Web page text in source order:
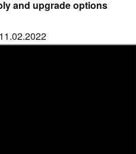
and upgrade options